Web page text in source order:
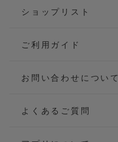
ショップリスト
ご利用ガイド
お問い合わせについて
よくあるご質問